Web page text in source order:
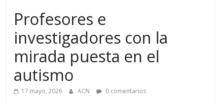
Profesores e
investigadores con la
mirada puesta en el
autismo
17 mayo, 2026 ACN 0 comentarios